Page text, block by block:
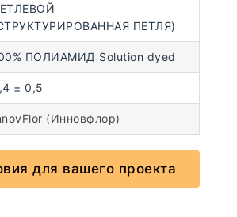
ПЕТЛЯ)
ПОЛИАМИД Solution dyed
± 0,5
(Инновфлор)
для вашего проекта